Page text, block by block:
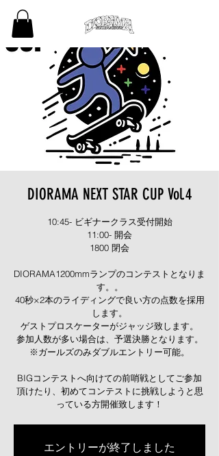
DIORAMA NEXT STAR CUP Vol.4
10:45- ビギナークラス受付開始
11:00- 開会
1800 閉会
DIORAMA1200mmランプのコンテストとなりま
す。。
40秒×2本のライディングで良い方の点数を採用
します。
ゲストプロスケーターがジャッジ致します。
参加人数が多い場合は、予選決勝となります。
※ガールズのみダブルエントリー可能。
BIGコンテストへ向けての前哨戦としてご参加
頂けたり、初めてコンテストに挑戦しようと思
っている方開催致します！
エントリーが終了しました